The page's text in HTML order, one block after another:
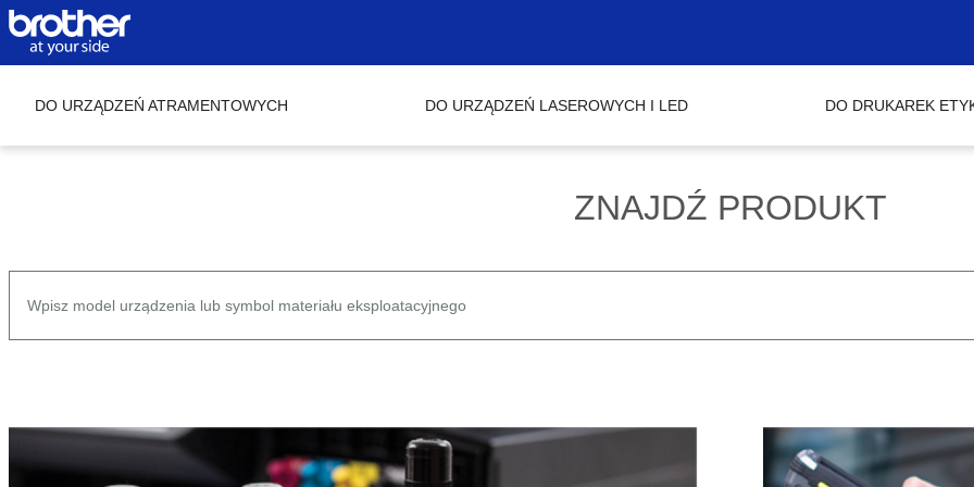
DO URZĄDZEŃ ATRAMENTOWYCH DO URZĄDZEŃ LASEROWYCH I LED DO DRUKAREK
ZNAJDŹ PRODUKT
products